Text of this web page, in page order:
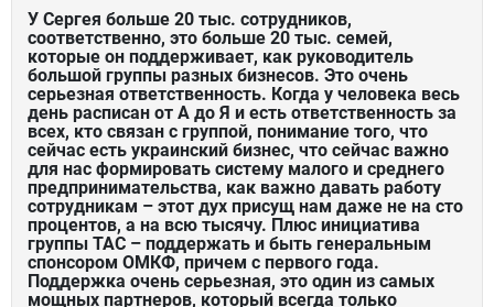
У Сергея больше 20 тыс. сотрудников,
соответственно, это больше 20 тыс. семей,
которые он поддерживает, как руководитель
большой группы разных бизнесов. Это очень
серьезная ответственность. Когда у человека весь
день расписан от А до Я и есть ответственность за
всех, кто связан с группой, понимание того, что
сейчас есть украинский бизнес, что сейчас важно
для нас формировать систему малого и среднего
предпринимательства, как важно давать работу
сотрудникам – этот дух присущ нам даже не на сто
процентов, а на всю тысячу. Плюс инициатива
группы ТАС – поддержать и быть генеральным
спонсором ОМКФ, причем с первого года.
Поддержка очень серьезная, это один из самых
мощных партнеров, который всегда только